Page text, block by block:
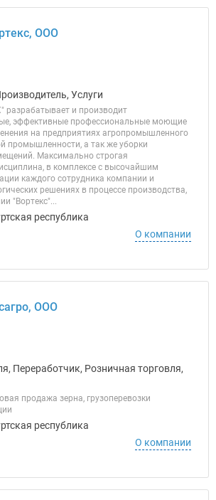
ООО
Услуги
разрабатывает и производит
эффективные профессиональные моющие
на предприятиях агропромышленного
промышленности, а так же уборки
Максимально строгая
в комплексе с высочайшим
каждого сотрудника компании и
решениях в процессе производства,
"Вортекс"...
республика
О компании
ООО
Переработчик, Розничная торговля,
продажа зерна, грузоперевозки
республика
О компании